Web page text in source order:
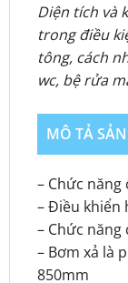
Diện tích và
trong điều
tông, cách
wc, bệ rửa
MÔ TẢ
– Chức năng
– Điều khiển
– Chức
– Bơm xả là
850mm